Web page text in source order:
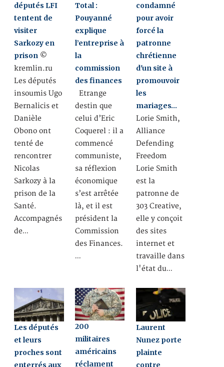
députés LFI
tentent de
visiter
Sarkozy en
prison ©
kremlin.ru
Les députés
insoumis Ugo
Bernalicis et
Danièle
Obono ont
tenté de
rencontrer
Nicolas
Sarkozy à la
prison de la
Santé.
Accompagnés
de…
Total :
Pouyanné
explique
l’entreprise à
la
commission
des finances
Etrange
destin que
celui d’Eric
Coquerel : il a
commencé
communiste,
sa réflexion
économique
s’est arrêtée
là, et il est
président la
Commission
des Finances.
…
condamné
pour avoir
forcé la
patronne
chrétienne
d'un site à
promouvoir
les
mariages…
Lorie Smith,
Alliance
Defending
Freedom
Lorie Smith
est la
patronne de
303 Creative,
elle y conçoit
des sites
internet et
travaille dans
l'état du…
Les députés
et leurs
proches sont
enterrés aux
200
militaires
américains
réclament
Laurent
Nunez porte
plainte
contre